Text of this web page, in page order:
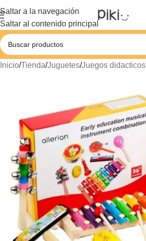
Saltar a la navegación
Saltar al contenido principal
Inicio/Tienda/Juguetes/Juegos didacticos